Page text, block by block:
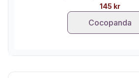
145 kr
Cocopanda